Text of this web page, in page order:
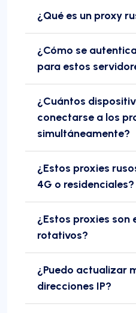
¿Qué es un proxy
¿Cómo se
para estos
¿Cuántos
conectarse a los
simultáneamente?
¿Estos proxies
4G o residenciales?
¿Estos proxies son
rotativos?
¿Puedo actualizar
direcciones IP?